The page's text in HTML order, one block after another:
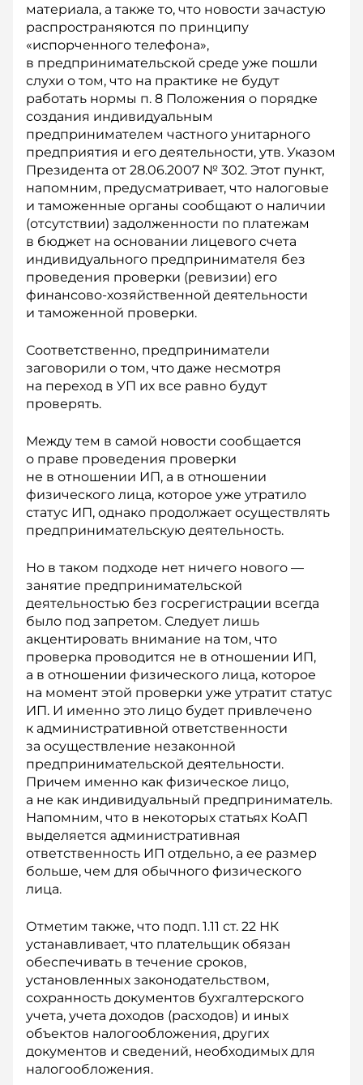
материала, а также то, что новости зачастую
распространяются по принципу
«испорченного телефона»,
в предпринимательской среде уже пошли
слухи о том, что на практике не будут
работать нормы п. 8 Положения о порядке
создания индивидуальным
предпринимателем частного унитарного
предприятия и его деятельности, утв. Указом
Президента от 28.06.2007 № 302. Этот пункт,
напомним, предусматривает, что налоговые
и таможенные органы сообщают о наличии
(отсутствии) задолженности по платежам
в бюджет на основании лицевого счета
индивидуального предпринимателя без
проведения проверки (ревизии) его
финансово-хозяйственной деятельности
и таможенной проверки.
Соответственно, предприниматели
заговорили о том, что даже несмотря
на переход в УП их все равно будут
проверять.
Между тем в самой новости сообщается
о праве проведения проверки
не в отношении ИП, а в отношении
физического лица, которое уже утратило
статус ИП, однако продолжает осуществлять
предпринимательскую деятельность.
Но в таком подходе нет ничего нового —
занятие предпринимательской
деятельностью без госрегистрации всегда
было под запретом. Следует лишь
акцентировать внимание на том, что
проверка проводится не в отношении ИП,
а в отношении физического лица, которое
на момент этой проверки уже утратит статус
ИП. И именно это лицо будет привлечено
к административной ответственности
за осуществление незаконной
предпринимательской деятельности.
Причем именно как физическое лицо,
а не как индивидуальный предприниматель.
Напомним, что в некоторых статьях КоАП
выделяется административная
ответственность ИП отдельно, а ее размер
больше, чем для обычного физического
лица.
Отметим также, что подп. 1.11 ст. 22 НК
устанавливает, что плательщик обязан
обеспечивать в течение сроков,
установленных законодательством,
сохранность документов бухгалтерского
учета, учета доходов (расходов) и иных
объектов налогообложения, других
документов и сведений, необходимых для
налогообложения.